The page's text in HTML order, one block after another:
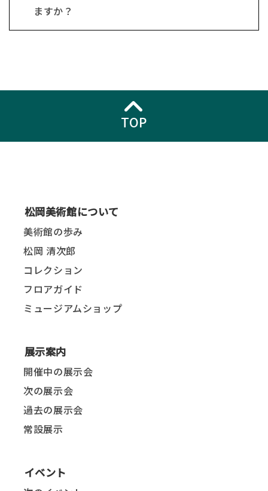
ますか？
TOP
松岡美術館について
美術館の歩み
松岡 清次郎
コレクション
フロアガイド
ミュージアムショップ
展示案内
開催中の展示会
次の展示会
過去の展示会
常設展示
イベント